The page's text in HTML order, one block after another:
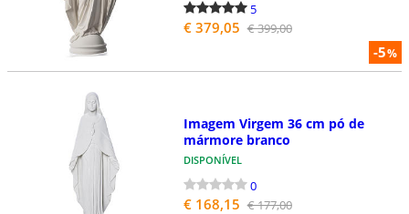
-5%
5
€ 379,05 € 399,00
Imagem Virgem 36 cm pó de
mármore branco
DISPONÍVEL
0
€ 168,15 € 177,00